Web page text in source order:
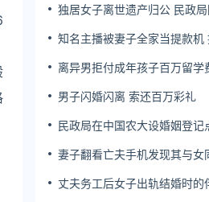
独居女子离世遗产归公 民政
知名主播被妻子全家当提款机
离异男拒付成年孩子百万留学
男子闪婚闪离 索还百万彩礼
民政局在中国农大设婚姻登记
妻子翻看亡夫手机发现其与女
丈夫务工后女子出轨结婚时的